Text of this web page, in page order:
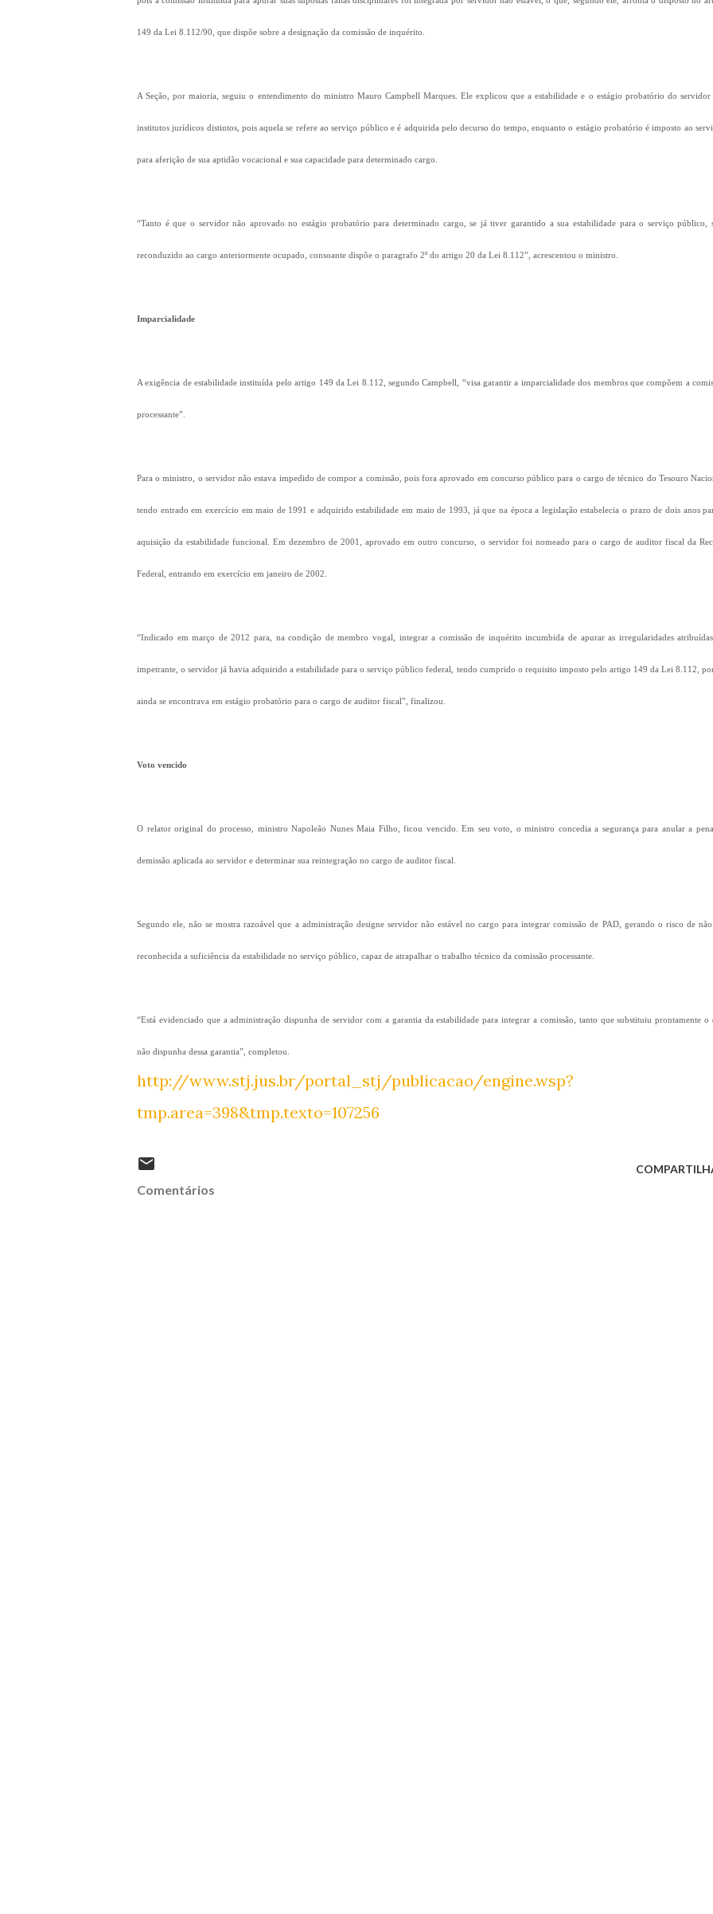
149 da Lei 8.112/90, que dispõe sobre a designação da comissão de inquérito.
A Seção, por maioria, seguiu o entendimento do ministro Mauro Campbell Marques. Ele explicou que a estabilidade e o estágio probatório do servidor
institutos jurídicos distintos, pois aquela se refere ao serviço público e é adquirida pelo decurso do tempo, enquanto o estágio probatório é imposto ao
para aferição de sua aptidão vocacional e sua capacidade para determinado cargo.
“Tanto é que o servidor não aprovado no estágio probatório para determinado cargo, se já tiver garantido a sua estabilidade para o serviço público,
reconduzido ao cargo anteriormente ocupado, consoante dispõe o paragrafo 2º do artigo 20 da Lei 8.112”, acrescentou o ministro.
Imparcialidade
A exigência de estabilidade instituída pelo artigo 149 da Lei 8.112, segundo Campbell, “visa garantir a imparcialidade dos membros que compõem a
processante”.
Para o ministro, o servidor não estava impedido de compor a comissão, pois fora aprovado em concurso público para o cargo de técnico do Tesouro
tendo entrado em exercício em maio de 1991 e adquirido estabilidade em maio de 1993, já que na época a legislação estabelecia o prazo de dois anos
aquisição da estabilidade funcional. Em dezembro de 2001, aprovado em outro concurso, o servidor foi nomeado para o cargo de auditor fiscal da
Federal, entrando em exercício em janeiro de 2002.
“Indicado em março de 2012 para, na condição de membro vogal, integrar a comissão de inquérito incumbida de apurar as irregularidades
impetrante, o servidor já havia adquirido a estabilidade para o serviço público federal, tendo cumprido o requisito imposto pelo artigo 149 da Lei 8.112,
ainda se encontrava em estágio probatório para o cargo de auditor fiscal”, finalizou.
Voto vencido
O relator original do processo, ministro Napoleão Nunes Maia Filho, ficou vencido. Em seu voto, o ministro concedia a segurança para anular a
demissão aplicada ao servidor e determinar sua reintegração no cargo de auditor fiscal.
Segundo ele, não se mostra razoável que a administração designe servidor não estável no cargo para integrar comissão de PAD, gerando o risco de
reconhecida a suficiência da estabilidade no serviço público, capaz de atrapalhar o trabalho técnico da comissão processante.
“Está evidenciado que a administração dispunha de servidor com a garantia da estabilidade para integrar a comissão, tanto que substituiu prontamente o
não dispunha dessa garantia”, completou.
http://www.stj.jus.br/portal_stj/publicacao/engine.wsp?
tmp.area=398&tmp.texto=107256
Comentários